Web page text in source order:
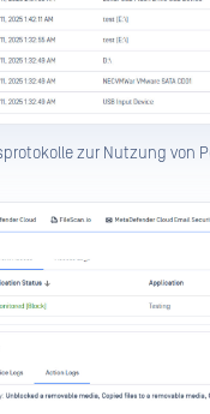
zur Nutzung von